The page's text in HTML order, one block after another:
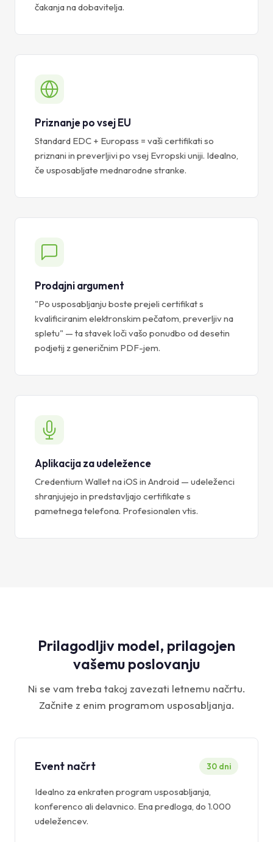
čakanja na dobavitelja.
Priznanje po vsej EU
Standard EDC + Europass = vaši certifikati so
priznani in preverljivi po vsej Evropski uniji. Idealno,
če usposabljate mednarodne stranke.
Prodajni argument
"Po usposabljanju boste prejeli certifikat s
kvalificiranim elektronskim pečatom, preverljiv na
spletu" — ta stavek loči vašo ponudbo od desetin
podjetij z generičnim PDF-jem.
Aplikacija za udeležence
Credentium Wallet na iOS in Android — udeleženci
shranjujejo in predstavljajo certifikate s
pametnega telefona. Profesionalen vtis.
Prilagodljiv model, prilagojen
vašemu poslovanju
Ni se vam treba takoj zavezati letnemu načrtu.
Začnite z enim programom usposabljanja.
Event načrt 30 dni
Idealno za enkraten program usposabljanja,
konferenco ali delavnico. Ena predloga, do 1.000
udeležencev.